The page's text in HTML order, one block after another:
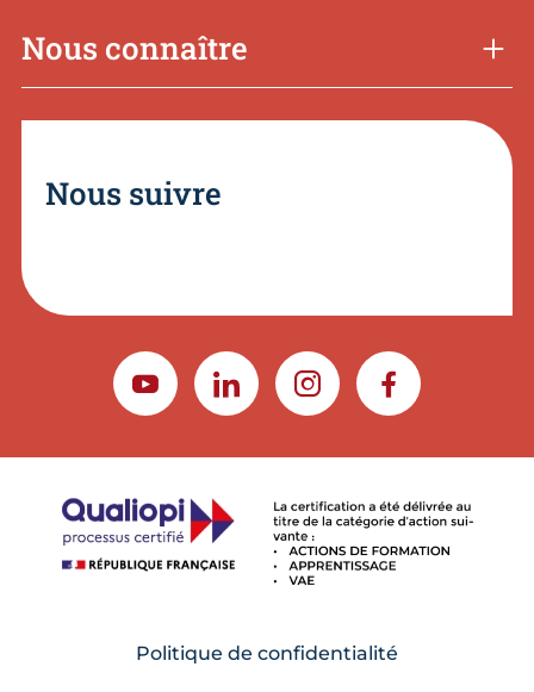
Nous connaître
Nous suivre
YOUTUBELINKEDININSTAGRAMFACEBOOK
Politique de confidentialité